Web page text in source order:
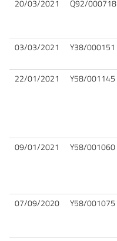
20/03/2021 Q92/000718
03/03/2021 Y38/000151
22/01/2021 Y58/001145
09/01/2021 Y58/001060
07/09/2020 Y58/001075